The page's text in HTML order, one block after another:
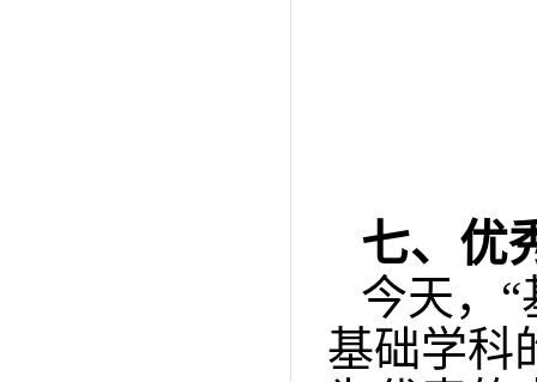
七、优
今天，
基础学科